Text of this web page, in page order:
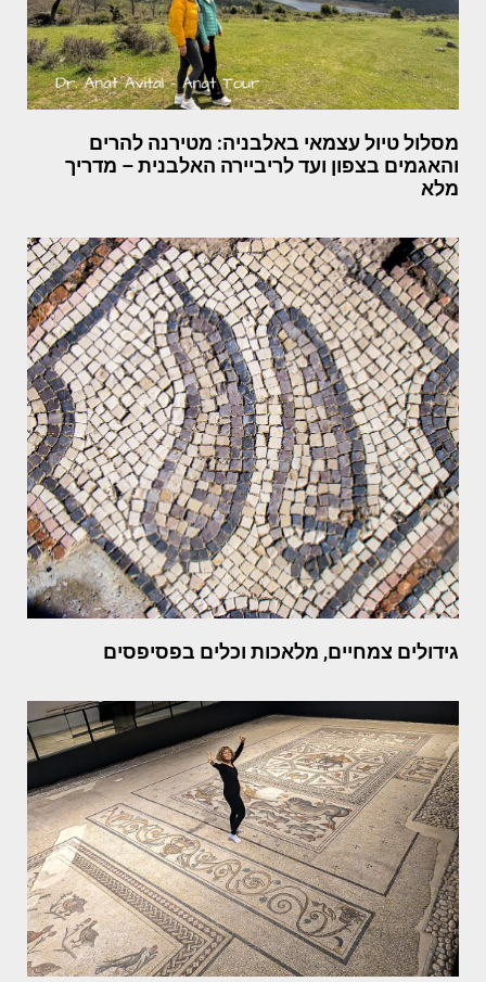
מסלול טיול עצמאי באלבניה: מטירנה להרים
והאגמים בצפון ועד לריביירה האלבנית – מדריך
מלא
גידולים צמחיים, מלאכות וכלים בפסיפסים